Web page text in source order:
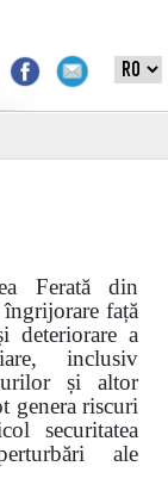
Ferată din
față
deteriorare a
inclusiv
și altor
genera riscuri
securitatea
ale